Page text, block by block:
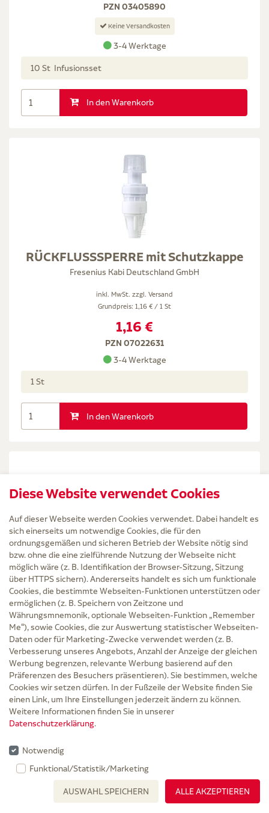
PZN 03405890
Keine Versandkosten
3-4 Werktage
10 St Infusionsset
In den Warenkorb
RÜCKFLUSSSPERRE mit Schutzkappe
Fresenius Kabi Deutschland GmbH
inkl. MwSt. zzgl. Versand
Grundpreis: 1,16 € / 1 St
1,16 €
PZN 07022631
3-4 Werktage
1 St
In den Warenkorb
RÜCKFLUSSSPERRE
Fresenius Kabi Deutschland GmbH
inkl. MwSt. zzgl.Versand
Grundpreis: 0,54 € / 1 St
0,54 €
PZN 03460848
Sprechstundenbedarf
3-4 Werktage
Diese Website verwendet Cookies
Auf dieser Webseite werden Cookies verwendet. Dabei handelt es
sich einerseits um notwendige Cookies, die für den
ordnungsgemäßen und sicheren Betrieb der Website nötig sind
bzw. ohne die eine zielführende Nutzung der Webseite nicht
möglich wäre (z. B. Identifikation der Browser-Sitzung, Sitzung
über HTTPS sichern). Andererseits handelt es sich um funktionale
Cookies, die bestimmte Webseiten-Funktionen unterstützen oder
ermöglichen (z. B. Speichern von Zeitzone und
Währungsmnemonik, optionale Webseiten-Funktion „Remember
Me“), sowie Cookies, die zur Auswertung statistischer Webseiten-
Daten oder für Marketing-Zwecke verwendet werden (z. B.
Verbesserung unseres Angebots, Anzahl der Anzeige der gleichen
Werbung begrenzen, relevante Werbung basierend auf den
Präferenzen des Besuchers präsentieren). Sie bestimmen, welche
Cookies wir setzen dürfen. In der Fußzeile der Website finden Sie
einen Link, um Ihre Einstellungen jederzeit ändern zu können.
Weitere Informationen finden Sie in unserer
Datenschutzerklärung.
Notwendig
Funktional/Statistik/Marketing
AUSWAHL SPEICHERN ALLE AKZEPTIEREN